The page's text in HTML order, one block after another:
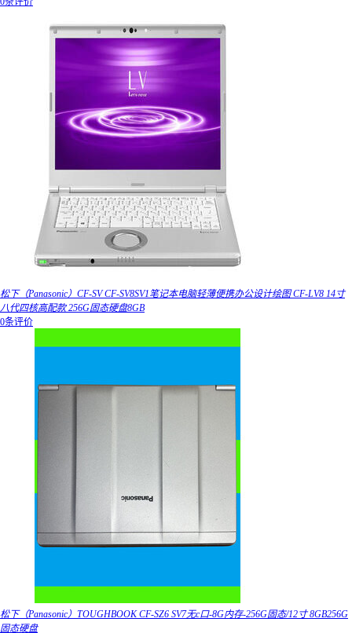
松下（Panasonic）CF-SV CF-SV8SV1笔记本电脑轻薄便携办公设计绘图 CF-LV8 14寸
八代四核高配款 256G固态硬盘8GB
0条评价
松下（Panasonic）TOUGHBOOK CF-SZ6 SV7无c口-8G内存-256G固态/12寸 8GB256G
固态硬盘